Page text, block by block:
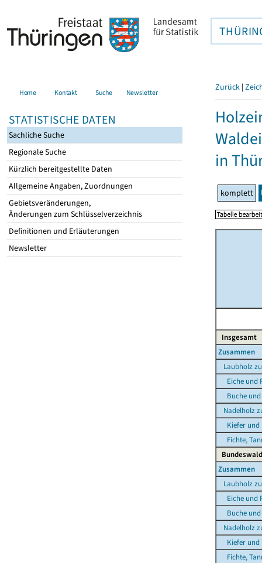
Home Kontakt Suche Newsletter
STATISTISCHE DATEN
Sachliche Suche
Regionale Suche
Kürzlich bereitgestellte Daten
Allgemeine Angaben, Zuordnungen
Gebietsveränderungen,
Änderungen zum Schlüsselverzeichnis
Definitionen und Erläuterungen
Newsletter
Zurück |
in
komplett
Insgesamt
Zusammen
Laubholz
Eiche und
Buche und
Nadelholz
Kiefer und
Fichte,
Bundeswald
Zusammen
Laubholz
Eiche und
Buche und
Nadelholz
Kiefer und
Fichte,